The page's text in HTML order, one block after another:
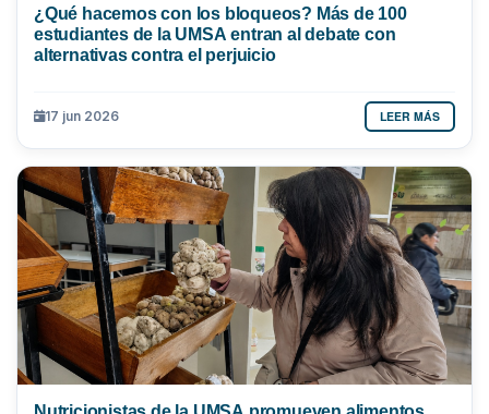
¿Qué hacemos con los bloqueos? Más de 100
estudiantes de la UMSA entran al debate con
alternativas contra el perjuicio
17 jun 2026 LEER MÁS